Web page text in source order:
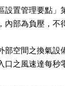
設置管理要點」
內部為負壓，不
部空間之換氣設
口之風速達每秒